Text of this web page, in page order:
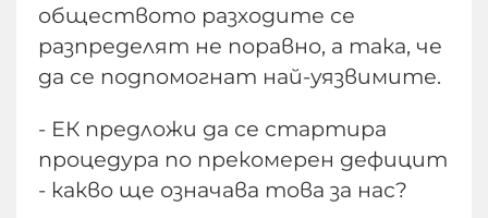
обществото разходите се
разпределят не поравно, а така, че
да се подпомогнат най-уязвимите.
- ЕК предложи да се стартира
процедура по прекомерен дефицит
- какво ще означава това за нас?